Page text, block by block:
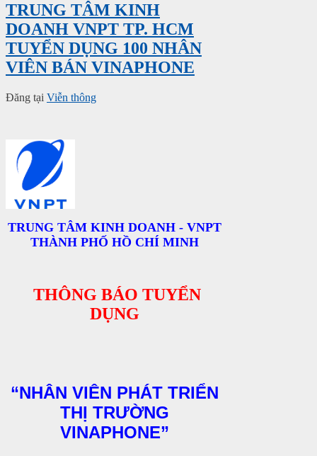
TRUNG TÂM KINH
DOANH VNPT TP. HCM
TUYỂN DỤNG 100 NHÂN
VIÊN BÁN VINAPHONE
Đăng tại Viễn thông
TRUNG TÂM KINH DOANH - VNPT
THÀNH PHỐ HỒ CHÍ MINH
THÔNG BÁO TUYỂN
DỤNG
“NHÂN VIÊN PHÁT TRIỂN
THỊ TRƯỜNG
VINAPHONE”